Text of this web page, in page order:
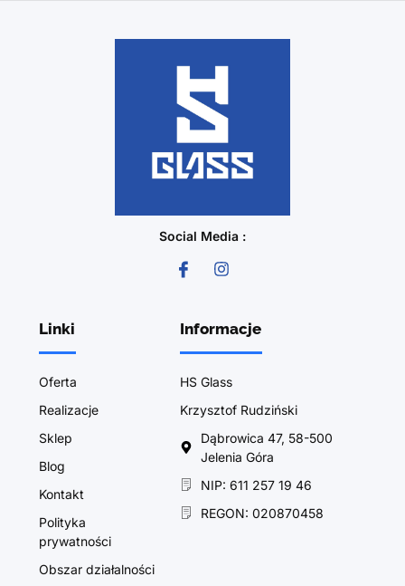
Social Media :
Linki
Oferta
Realizacje
Sklep
Blog
Kontakt
Polityka
prywatności
Obszar działalności
Informacje
HS Glass
Krzysztof Rudziński
Dąbrowica 47, 58-500
Jelenia Góra
NIP: 611 257 19 46
REGON: 020870458